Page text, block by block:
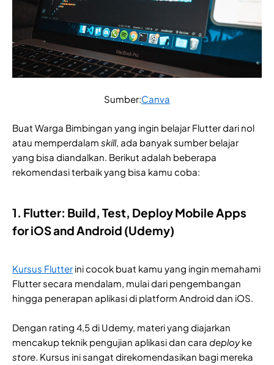
Sumber:Canva
Buat Warga Bimbingan yang ingin belajar Flutter dari nol
atau memperdalam skill, ada banyak sumber belajar
yang bisa diandalkan. Berikut adalah beberapa
rekomendasi terbaik yang bisa kamu coba:
1. Flutter: Build, Test, Deploy Mobile Apps
for iOS and Android (Udemy)
Kursus Flutter ini cocok buat kamu yang ingin memahami
Flutter secara mendalam, mulai dari pengembangan
hingga penerapan aplikasi di platform Android dan iOS.
Dengan rating 4,5 di Udemy, materi yang diajarkan
mencakup teknik pengujian aplikasi dan cara deployke
store. Kursus ini sangat direkomendasikan bagi mereka